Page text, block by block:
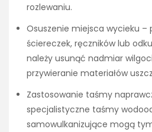
rozlewaniu.
Osuszenie miejsca wycieku –
ściereczek, ręczników lub
należy usunąć nadmiar
przywieranie materiałów
Zastosowanie taśmy
specjalistyczne taśmy
samowulkanizujące mogą